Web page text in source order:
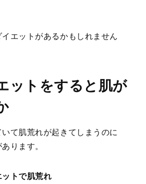
エットがあるかもしれません
ットをすると肌が
て肌荒れが起きてしまうのに
ります。
トで肌荒れ